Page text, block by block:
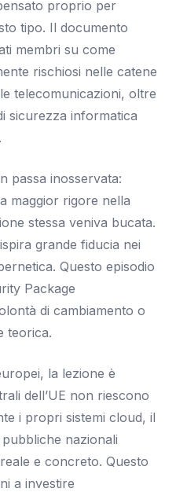
proprio per
tipo. Il documento
membri su come
rischiosi nelle catene
telecomunicazioni, oltre
sicurezza informatica
passa inosservata:
maggior rigore nella
stessa veniva bucata.
grande fiducia nei
Questo episodio
Package
di cambiamento o
teorica.
la lezione è
dell’UE non riescono
i propri sistemi cloud, il
nazionali
e concreto. Questo
a investire